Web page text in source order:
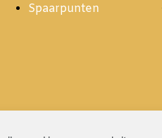
Spaarpunten